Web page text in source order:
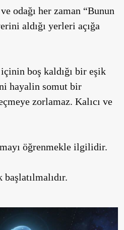
odağı her zaman “Bunun
aldığı yerleri açığa
boş kaldığı bir eşik
hayalin somut bir
zorlamaz. Kalıcı ve
öğrenmekle ilgilidir.